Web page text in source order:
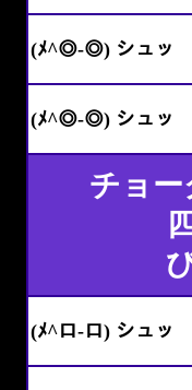
(ﾒ^◎-◎) シュッ
(ﾒ^◎-◎) シュッ
チョー
(ﾒ^ロ-ロ) シュ